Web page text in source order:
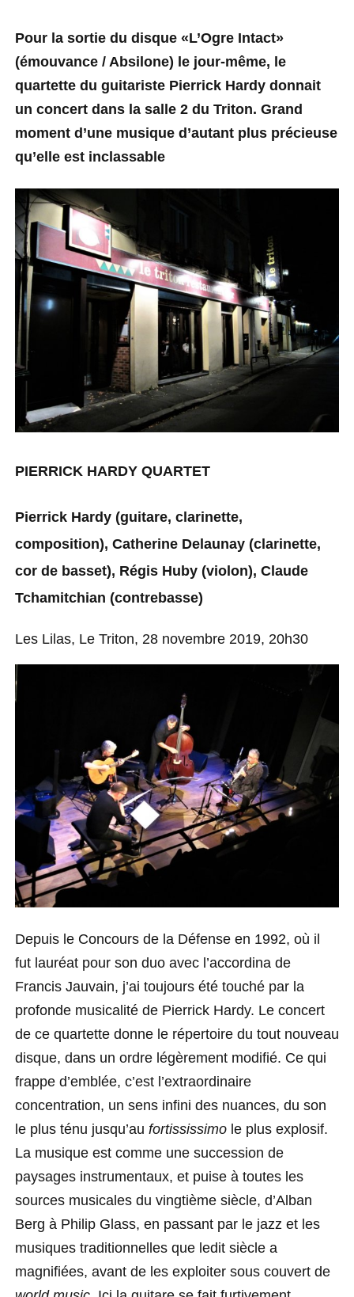
Pour la sortie du disque «L’Ogre Intact»
(émouvance / Absilone) le jour-même, le
quartette du guitariste Pierrick Hardy donnait
un concert dans la salle 2 du Triton. Grand
moment d’une musique d’autant plus précieuse
qu’elle est inclassable
PIERRICK HARDY QUARTET
Pierrick Hardy (guitare, clarinette,
composition), Catherine Delaunay (clarinette,
cor de basset), Régis Huby (violon), Claude
Tchamitchian (contrebasse)
Les Lilas, Le Triton, 28 novembre 2019, 20h30
Depuis le Concours de la Défense en 1992, où il
fut lauréat pour son duo avec l’accordina de
Francis Jauvain, j’ai toujours été touché par la
profonde musicalité de Pierrick Hardy. Le concert
de ce quartette donne le répertoire du tout nouveau
disque, dans un ordre légèrement modifié. Ce qui
frappe d’emblée, c’est l’extraordinaire
concentration, un sens infini des nuances, du son
le plus ténu jusqu’au fortississimo le plus explosif.
La musique est comme une succession de
paysages instrumentaux, et puise à toutes les
sources musicales du vingtième siècle, d’Alban
Berg à Philip Glass, en passant par le jazz et les
musiques traditionnelles que ledit siècle a
magnifiées, avant de les exploiter sous couvert de